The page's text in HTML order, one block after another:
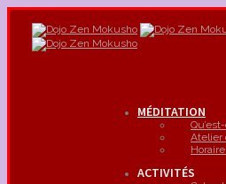
MÉDITATION
Atelier
ACTIVITÉS